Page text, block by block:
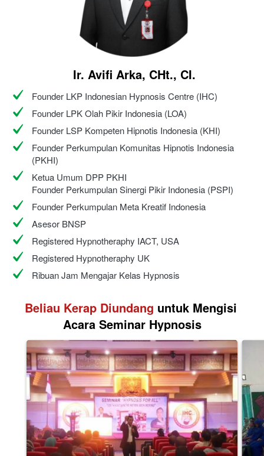
Ir. Avifi Arka, CHt., CI.
Founder LKP Indonesian Hypnosis Centre (IHC)
Founder LPK Olah Pikir Indonesia (LOA)
Founder LSP Kompeten Hipnotis Indonesia (KHI)
Founder Perkumpulan Komunitas Hipnotis Indonesia
(PKHI)
Ketua Umum DPP PKHI
Founder Perkumpulan Sinergi Pikir Indonesia (PSPI)
Founder Perkumpulan Meta Kreatif Indonesia
Asesor BNSP
Registered Hypnotheraphy IACT, USA
Registered Hypnotheraphy UK
Ribuan Jam Mengajar Kelas Hypnosis
Beliau Kerap Diundang untuk Mengisi
Acara Seminar Hypnosis